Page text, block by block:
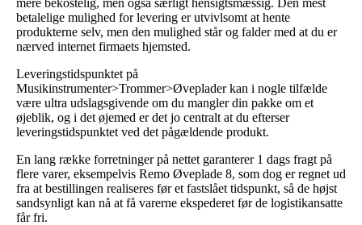
betalelige mulighed for levering er utvivlsomt at hente
produkterne selv, men den mulighed står og falder med at du er
nærved internet firmaets hjemsted.
Leveringstidspunktet på
Musikinstrumenter>Trommer>Øveplader kan i nogle tilfælde
være ultra udslagsgivende om du mangler din pakke om et
øjeblik, og i det øjemed er det jo centralt at du efterser
leveringstidspunktet ved det pågældende produkt.
En lang række forretninger på nettet garanterer 1 dags fragt på
flere varer, eksempelvis Remo Øveplade 8, som dog er regnet ud
fra at bestillingen realiseres før et fastslået tidspunkt, så de højst
sandsynligt kan nå at få varerne ekspederet før de logistikansatte
får fri.